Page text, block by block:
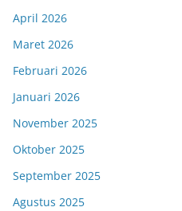
April 2026
Maret 2026
Februari 2026
Januari 2026
November 2025
Oktober 2025
September 2025
Agustus 2025